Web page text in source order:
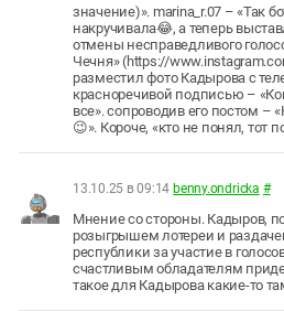
значение)». marina_r.07 – «Так
накручивала😂, а теперь
отмены несправедливого
Чечня» (https://
разместил фото Кадырова с
красноречивой подписью –
все». сопроводив его постом –
😉». Короче, «кто не понял, тот
13.10.25 в 09:14 benny.ondricka #
Мнение со стороны. Кадыров,
розыгрышем лотереи и
республики за участие в
счастливым обладателям
такое для Кадырова какие-то